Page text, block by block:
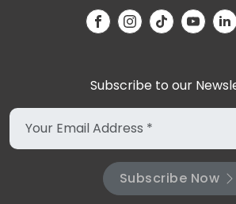
Subscribe to our
Subscribe Now